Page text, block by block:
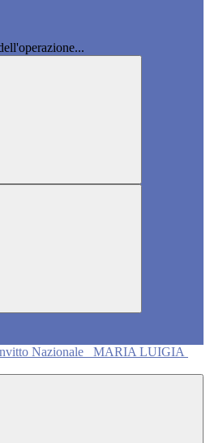
Nazionale
MARIA LUIGIA